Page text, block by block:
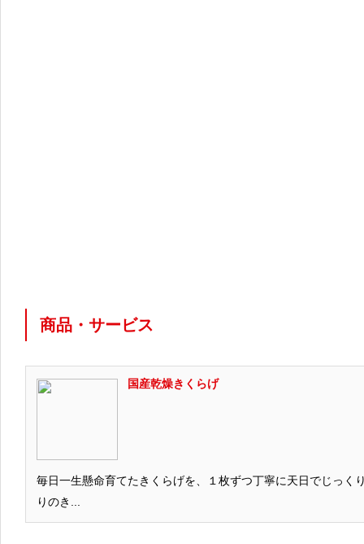
商品・サービス
国産乾燥きくらげ
毎日一生懸命育てたきくらげを、１枚ずつ丁寧に天日でじっく
りのき...